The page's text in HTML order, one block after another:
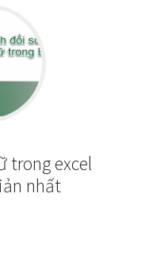
trong excel
nhất